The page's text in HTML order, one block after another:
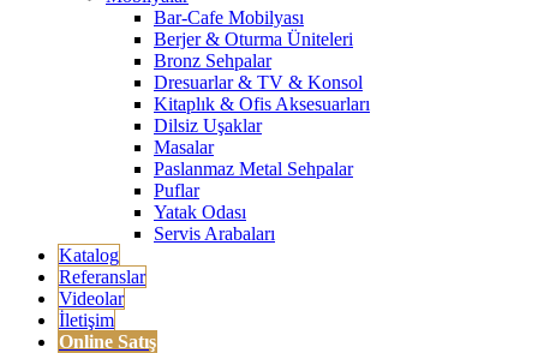
Bar-Cafe Mobilyası
Berjer & Oturma Üniteleri
Bronz Sehpalar
Dresuarlar & TV & Konsol
Kitaplık & Ofis Aksesuarları
Dilsiz Uşaklar
Masalar
Paslanmaz Metal Sehpalar
Puflar
Yatak Odası
Servis Arabaları
Katalog
Referanslar
Videolar
İletişim
Online Satış